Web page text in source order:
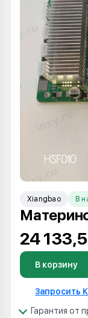
Xiangbao В
24 133,5
В корзину
Запросить
Гарантия от